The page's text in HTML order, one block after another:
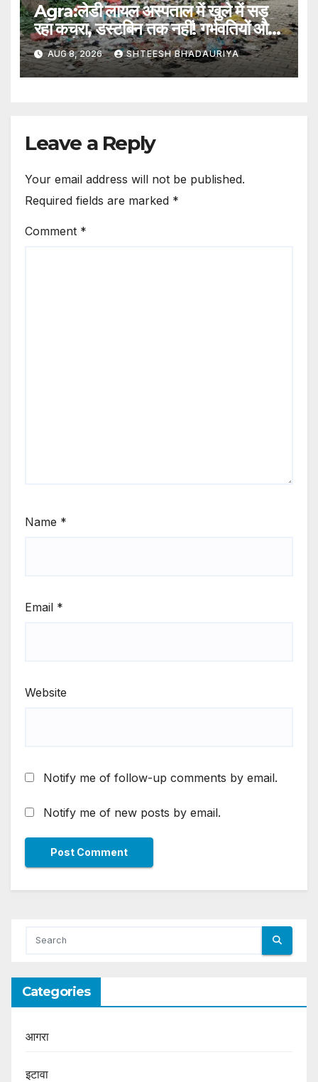
Agra:लेडी लायल अस्पताल में खुले में सड़
रहा कचरा, डस्टबिन तक नहीं! गर्भवतियों और
नवजातों पर संक्रमण का खतरा –
Garbage Rotting In Open At
Lady Lyall Hospital, No
Dur
AUG 8, 2026 SHTEESH BHADAURIYA
Leave a Reply
Your email address will not be published.
Required fields are marked *
Comment *
Name *
Email *
Website
Notify me of follow-up comments by email.
Notify me of new posts by email.
Categories
आगरा
इटावा